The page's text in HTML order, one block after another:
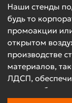
Наши стенды
будь то
промоакции
открытом
производстве
материалов,
ЛДСП,